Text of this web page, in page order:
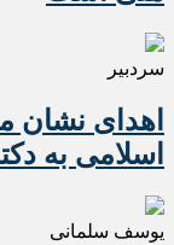
سردبیر
اهدای نشان
اسلامی به
یوسف سلمانی